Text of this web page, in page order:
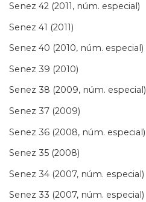
Senez 42 (2011, núm. especial)
Senez 41 (2011)
Senez 40 (2010, núm. especial)
Senez 39 (2010)
Senez 38 (2009, núm. especial)
Senez 37 (2009)
Senez 36 (2008, núm. especial)
Senez 35 (2008)
Senez 34 (2007, núm. especial)
Senez 33 (2007, núm. especial)